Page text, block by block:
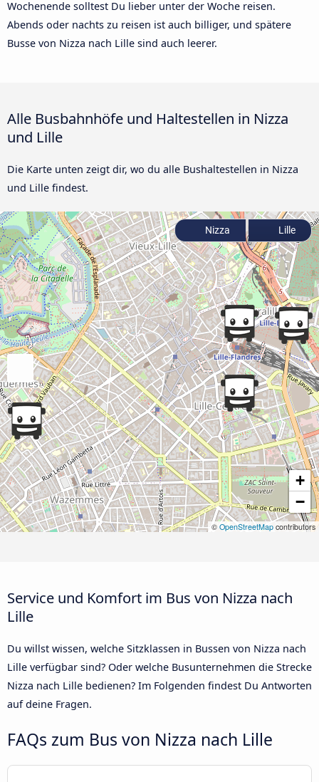
Wochenende solltest Du lieber unter der Woche reisen.
Abends oder nachts zu reisen ist auch billiger, und spätere
Busse von Nizza nach Lille sind auch leerer.
Alle Busbahnhöfe und Haltestellen in Nizza
und Lille
Die Karte unten zeigt dir, wo du alle Bushaltestellen in Nizza
und Lille findest.
+
−
© OpenStreetMap contributors
Nizza Lille
Service und Komfort im Bus von Nizza nach
Lille
Du willst wissen, welche Sitzklassen in Bussen von Nizza nach
Lille verfügbar sind? Oder welche Busunternehmen die Strecke
Nizza nach Lille bedienen? Im Folgenden findest Du Antworten
auf deine Fragen.
FAQs zum Bus von Nizza nach Lille